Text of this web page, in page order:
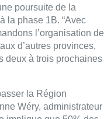
poursuite de la
la phase 1B. “Avec
l’organisation de
d’autres provinces,
deux à trois prochaines
la Région
Wéry, administrateur